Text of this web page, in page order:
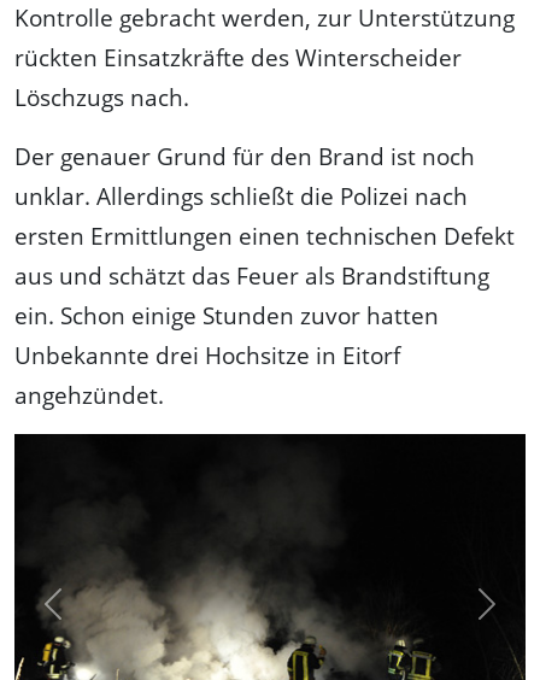
Kontrolle gebracht werden, zur Unterstützung
rückten Einsatzkräfte des Winterscheider
Löschzugs nach.
Der genauer Grund für den Brand ist noch
unklar. Allerdings schließt die Polizei nach
ersten Ermittlungen einen technischen Defekt
aus und schätzt das Feuer als Brandstiftung
ein. Schon einige Stunden zuvor hatten
Unbekannte drei Hochsitze in Eitorf
angehzündet.
Previous Next